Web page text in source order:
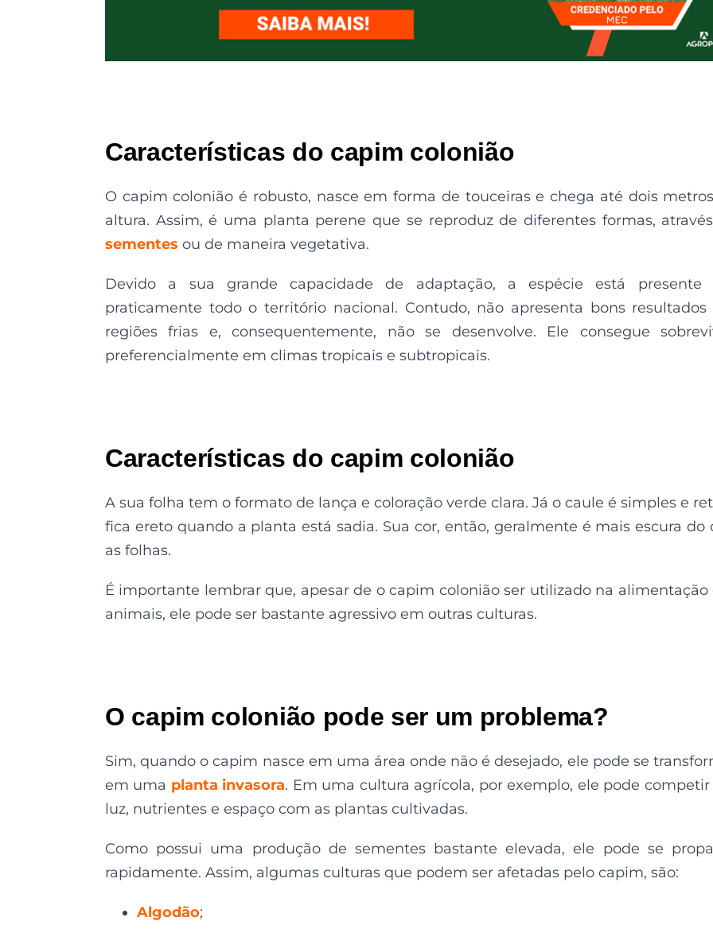
Características do capim colonião
O capim colonião é robusto, nasce em forma de touceiras e chega até dois
altura. Assim, é uma planta perene que se reproduz de diferentes formas,
sementes ou de maneira vegetativa.
Devido a sua grande capacidade de adaptação, a espécie está presente
praticamente todo o território nacional. Contudo, não apresenta bons resultados
regiões frias e, consequentemente, não se desenvolve. Ele consegue
preferencialmente em climas tropicais e subtropicais.
Características do capim colonião
A sua folha tem o formato de lança e coloração verde clara. Já o caule é simples e
fica ereto quando a planta está sadia. Sua cor, então, geralmente é mais escura do
as folhas.
É importante lembrar que, apesar de o capim colonião ser utilizado na alimentação
animais, ele pode ser bastante agressivo em outras culturas.
O capim colonião pode ser um problema?
Sim, quando o capim nasce em uma área onde não é desejado, ele pode se
em uma planta invasora. Em uma cultura agrícola, por exemplo, ele pode competir
luz, nutrientes e espaço com as plantas cultivadas.
Como possui uma produção de sementes bastante elevada, ele pode se
rapidamente. Assim, algumas culturas que podem ser afetadas pelo capim, são:
Algodão;